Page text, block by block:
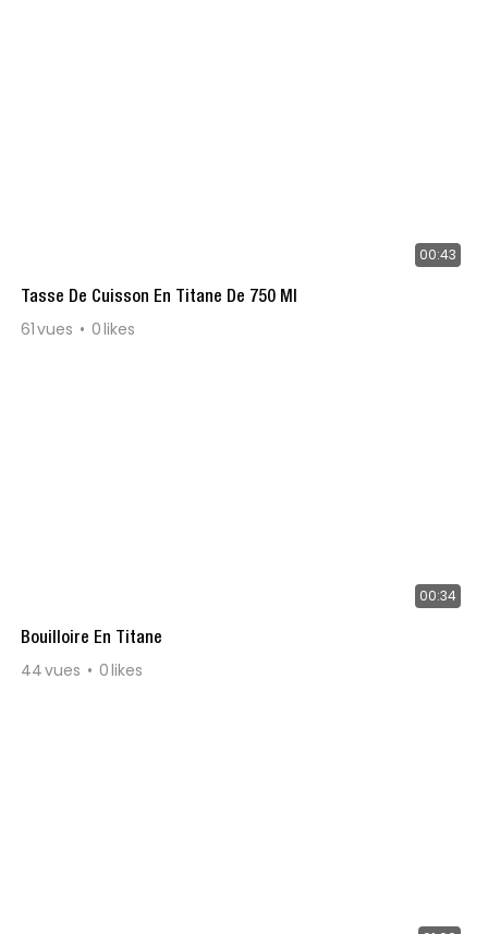
00:43
Tasse De Cuisson En Titane De 750 Ml
61vues 0likes
00:34
Bouilloire En Titane
44vues 0likes